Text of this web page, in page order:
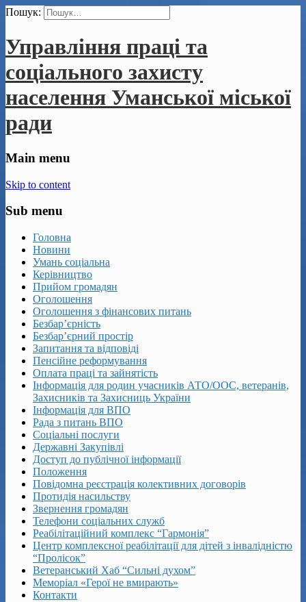
Пошук:
Управління праці та
соціального захисту
населення Уманської міської
ради
Main menu
Skip to content
Sub menu
Головна
Новини
Умань соціальна
Керівництво
Прийом громадян
Оголошення
Оголошення з фінансових питань
Безбар’єрність
Безбар’єрний простір
Запитання та відповіді
Пенсійне реформування
Оплата праці та зайнятість
Інформація для родин учасників АТО/ООС, ветеранів,
Захисників та Захисниць України
Інформація для ВПО
Рада з питань ВПО
Соціальні послуги
Державні Закупівлі
Доступ до публічної інформації
Положення
Повідомна реєстрація колективних договорів
Протидія насильству
Звернення громадян
Телефони соціальних служб
Реабілітаційний комплекс “Гармонія”
Центр комплексної реабілітації для дітей з інвалідністю
“Пролісок”
Ветеранський Хаб “Сильні духом”
Меморіал «Герої не вмирають»
Контакти